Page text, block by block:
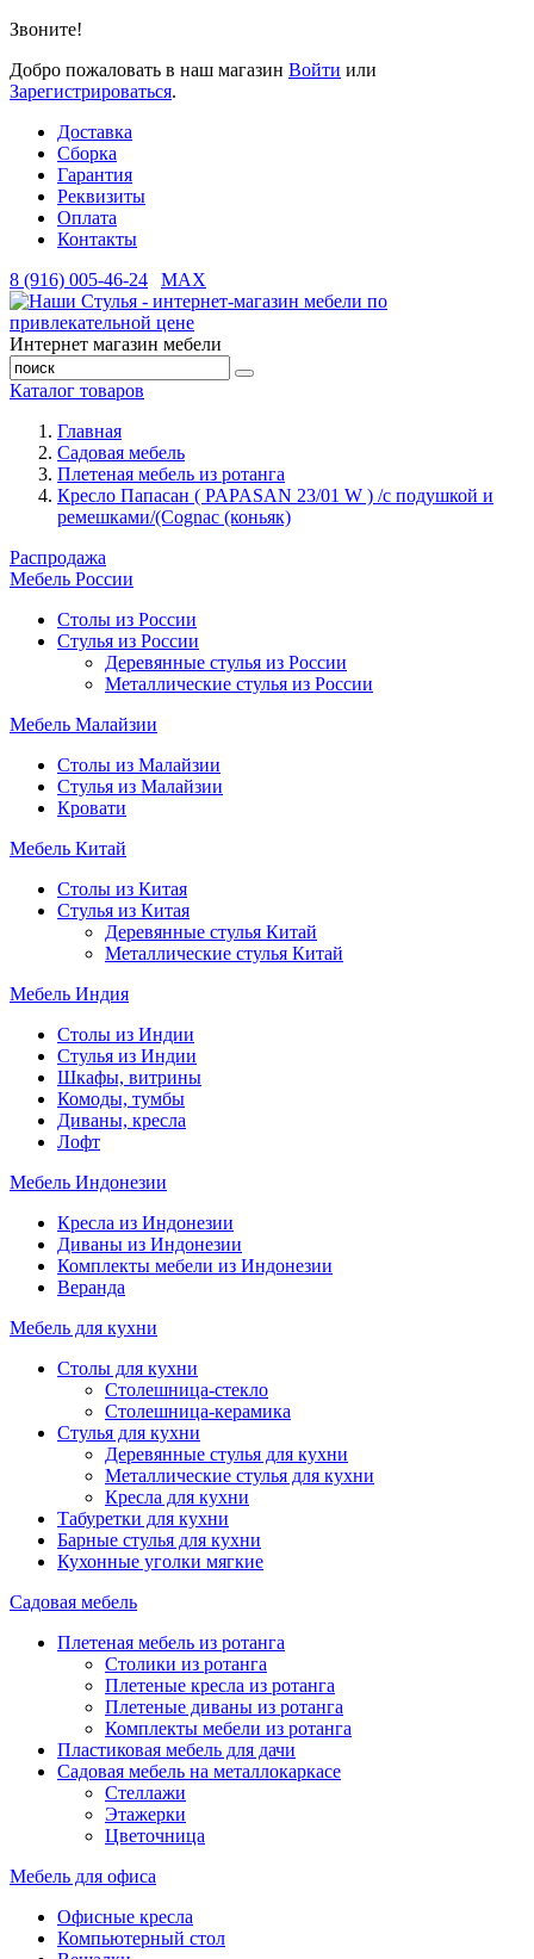
Звоните!
Добро пожаловать в наш магазин Войти или
Зарегистрироваться.
Доставка
Сборка
Гарантия
Реквизиты
Оплата
Контакты
8 (916) 005-46-24
MAX
Интернет магазин мебели
Каталог товаров
Главная
Садовая мебель
Плетеная мебель из ротанга
Кресло Папасан ( PAPASAN 23/01 W ) /с подушкой и
ремешками/(Cognac (коньяк)
Распродажа
Мебель России
Столы из России
Стулья из России
Деревянные стулья из России
Металлические стулья из России
Мебель Малайзии
Столы из Малайзии
Стулья из Малайзии
Кровати
Мебель Китай
Столы из Китая
Стулья из Китая
Деревянные стулья Китай
Металлические стулья Китай
Мебель Индия
Столы из Индии
Стулья из Индии
Шкафы, витрины
Комоды, тумбы
Диваны, кресла
Лофт
Мебель Индонезии
Кресла из Индонезии
Диваны из Индонезии
Комплекты мебели из Индонезии
Веранда
Мебель для кухни
Столы для кухни
Столешница-стекло
Столешница-керамика
Стулья для кухни
Деревянные стулья для кухни
Металлические стулья для кухни
Кресла для кухни
Табуретки для кухни
Барные стулья для кухни
Кухонные уголки мягкие
Садовая мебель
Плетеная мебель из ротанга
Столики из ротанга
Плетеные кресла из ротанга
Плетеные диваны из ротанга
Комплекты мебели из ротанга
Пластиковая мебель для дачи
Садовая мебель на металлокаркасе
Стеллажи
Этажерки
Цветочница
Мебель для офиса
Офисные кресла
Компьютерный стол